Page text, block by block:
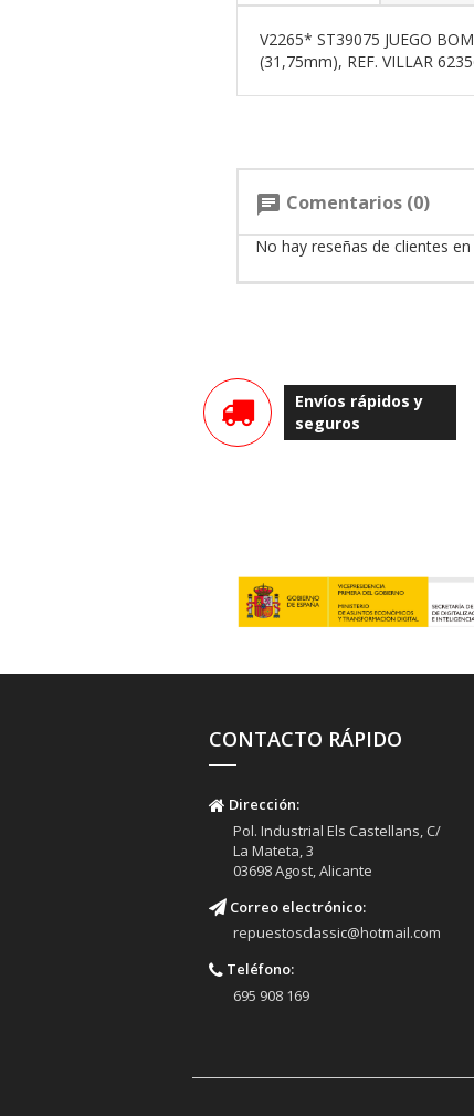
V2265* ST39075 JUEGO
(31,75mm), REF. VILLAR
chat Comentarios (0)
No hay reseñas de clientes
Envíos rápidos y
seguros
CONTACTO RÁPIDO
Dirección:
Pol. Industrial Els Castellans, C/
La Mateta, 3
03698 Agost, Alicante
Correo electrónico:
repuestosclassic@hotmail.com
Teléfono:
695 908 169